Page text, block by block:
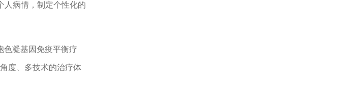
人病情，制定个性化的
色凝基因免疫平衡疗
度、多技术的治疗体